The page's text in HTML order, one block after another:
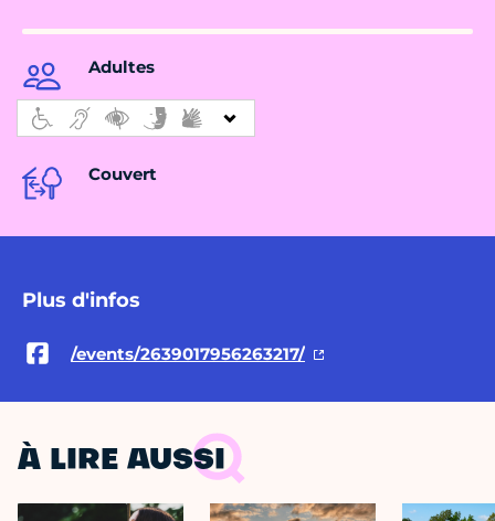
Adultes
Couvert
Plus d'infos
/events/2639017956263217/
À LIRE AUSSI